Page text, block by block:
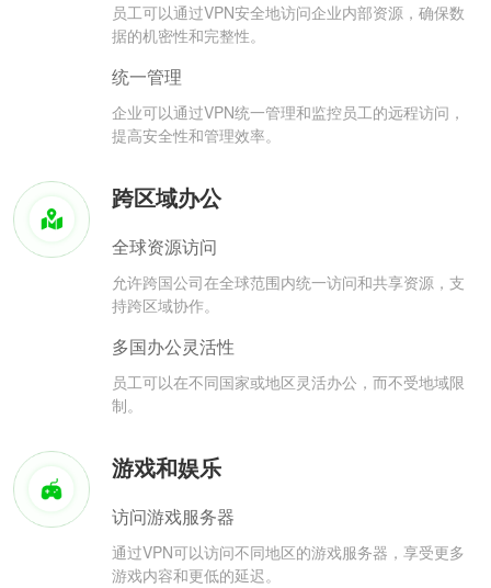
员工可以通过VPN安全地访问企业内部资源，确保数
据的机密性和完整性。
统一管理
企业可以通过VPN统一管理和监控员工的远程访问，
提高安全性和管理效率。
跨区域办公
全球资源访问
允许跨国公司在全球范围内统一访问和共享资源，支
持跨区域协作。
多国办公灵活性
员工可以在不同国家或地区灵活办公，而不受地域限
制。
游戏和娱乐
访问游戏服务器
通过VPN可以访问不同地区的游戏服务器，享受更多
游戏内容和更低的延迟。